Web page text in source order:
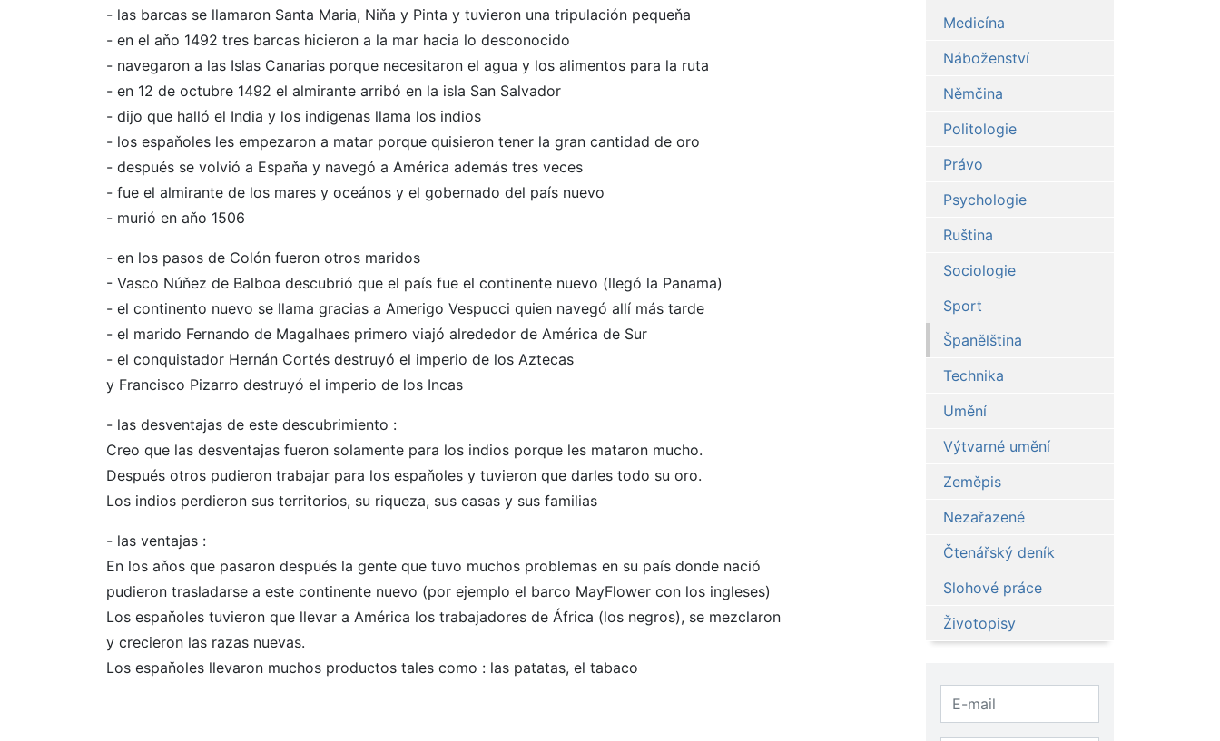
- las barcas se llamaron Santa Maria, Niňa y Pinta y tuvieron una tripulación pequeňa
- en el aňo 1492 tres barcas hicieron a la mar hacia lo desconocido
- navegaron a las Islas Canarias porque necesitaron el agua y los alimentos para la ruta
- en 12 de octubre 1492 el almirante arribó en la isla San Salvador
- dijo que halló el India y los indigenas llama los indios
- los espaňoles les empezaron a matar porque quisieron tener la gran cantidad de oro
- después se volvió a Espaňa y navegó a América además tres veces
- fue el almirante de los mares y oceános y el gobernado del país nuevo
- murió en aňo 1506
- en los pasos de Colón fueron otros maridos
- Vasco Núňez de Balboa descubrió que el país fue el continente nuevo (llegó la Panama)
- el continento nuevo se llama gracias a Amerigo Vespucci quien navegó allí más tarde
- el marido Fernando de Magalhaes primero viajó alrededor de América de Sur
- el conquistador Hernán Cortés destruyó el imperio de los Aztecas
y Francisco Pizarro destruyó el imperio de los Incas
- las desventajas de este descubrimiento :
Creo que las desventajas fueron solamente para los indios porque les mataron mucho.
Después otros pudieron trabajar para los espaňoles y tuvieron que darles todo su oro.
Los indios perdieron sus territorios, su riqueza, sus casas y sus familias
- las ventajas :
En los aňos que pasaron después la gente que tuvo muchos problemas en su país donde nació
pudieron trasladarse a este continente nuevo (por ejemplo el barco MayFlower con los ingleses)
Los espaňoles tuvieron que llevar a América los trabajadores de África (los negros), se mezclaron
y crecieron las razas nuevas.
Los espaňoles llevaron muchos productos tales como : las patatas, el tabaco
Medicína
Náboženství
Němčina
Politologie
Právo
Psychologie
Ruština
Sociologie
Sport
Španělština
Technika
Umění
Výtvarné umění
Zeměpis
Nezařazené
Čtenářský deník
Slohové práce
Životopisy